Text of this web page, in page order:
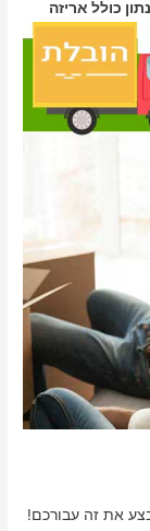
כולל אריזה
את זה עבורכם!